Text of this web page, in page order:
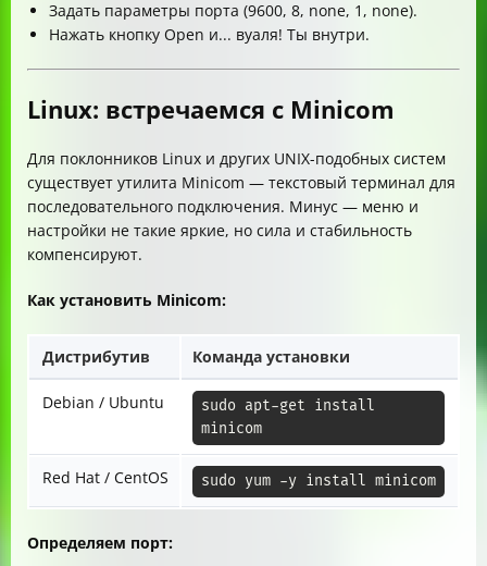
Задать параметры порта (9600, 8, none, 1, none).
Нажать кнопку Open и... вуаля! Ты внутри.
Linux: встречаемся с Minicom
Для поклонников Linux и других UNIX-подобных систем
существует утилита Minicom — текстовый терминал для
последовательного подключения. Минус — меню и
настройки не такие яркие, но сила и стабильность
компенсируют.
Как установить Minicom:
Дистрибутив Команда установки
Debian / Ubuntu
sudo apt-get install
minicom
Red Hat / CentOS sudo yum -y install minicom
Определяем порт: